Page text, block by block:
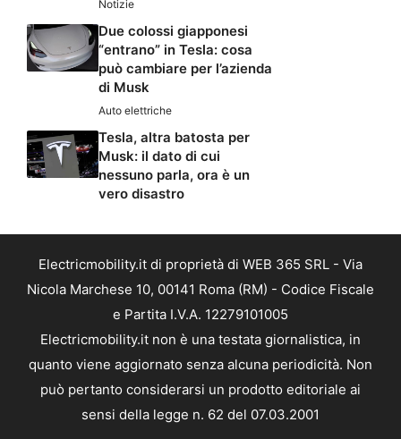
Notizie
Due colossi giapponesi
“entrano” in Tesla: cosa
può cambiare per l’azienda
di Musk
Auto elettriche
Tesla, altra batosta per
Musk: il dato di cui
nessuno parla, ora è un
vero disastro
Electricmobility.it di proprietà di WEB 365 SRL - Via
Nicola Marchese 10, 00141 Roma (RM) - Codice Fiscale
e Partita I.V.A. 12279101005
Electricmobility.it non è una testata giornalistica, in
quanto viene aggiornato senza alcuna periodicità. Non
può pertanto considerarsi un prodotto editoriale ai
sensi della legge n. 62 del 07.03.2001